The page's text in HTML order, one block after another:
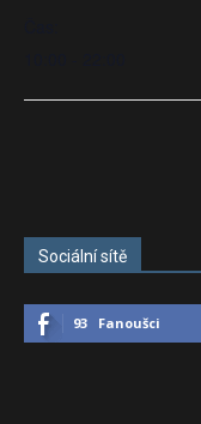
Sociální sítě
93 Fanoušci